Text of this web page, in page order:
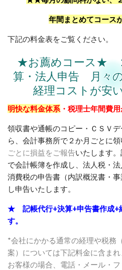
年間まとめてコー
下記の料金表をご覧ください。
★お薦めコース★
算・法人申告 月々
経理コストが安
明快な料金体系 ・ 税理士年間費
領収書や通帳のコピー・ＣＳＶ
ら、会計事務所で２か月ごとに領
ごとに損益をご報告いたします
で会計帳簿を作成し、法人税・
消費税の申告書（内訳概況書・
し申告いたします。
★ 記帳代行+決算+申告書作成+
す。
*会社にかかる通常の経理や税務
案）については下記料金に含ま
お客様の場合、電話・メール・